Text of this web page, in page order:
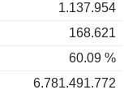
1.137.954
168.621
60.09 %
6.781.491.772